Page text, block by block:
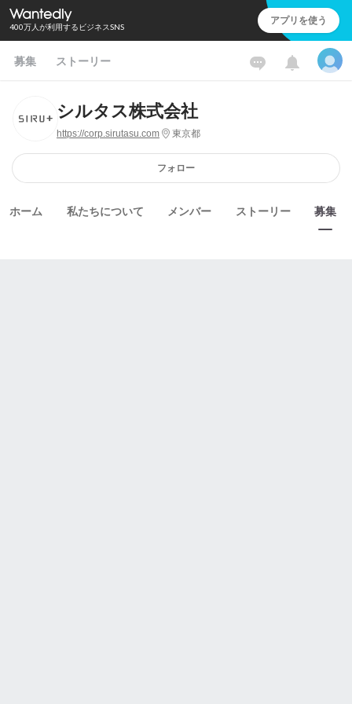
400万人が利用するビジネスSNS アプリを使う
募集 ストーリー
シルタス株式会社
https://corp.sirutasu.com 東京都
フォロー
ホーム 私たちについて メンバー ストーリー 募集